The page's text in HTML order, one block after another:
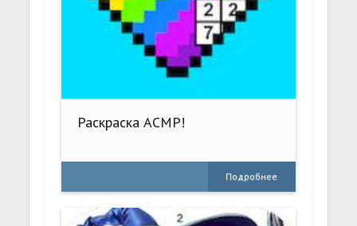
Раскраска АСМР!
Подробнее